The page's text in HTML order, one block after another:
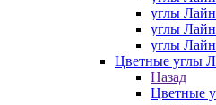
углы
углы
углы
Цветные углы
Назад
Цветные